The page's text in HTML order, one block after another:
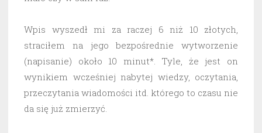
Wpis wyszedł mi za raczej 6 niż 10 złotych,
straciłem na jego bezpośrednie wytworzenie
(napisanie) około 10 minut*. Tyle, że jest on
wynikiem wcześniej nabytej wiedzy, oczytania,
przeczytania wiadomości itd. którego to czasu nie
da się już zmierzyć.